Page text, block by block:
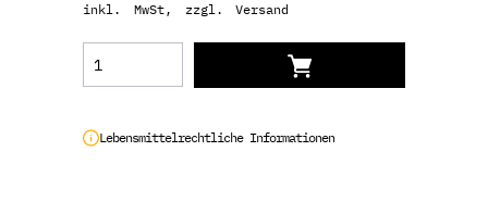
inkl. MwSt, zzgl. Versand
Lebensmittelrechtliche Informationen